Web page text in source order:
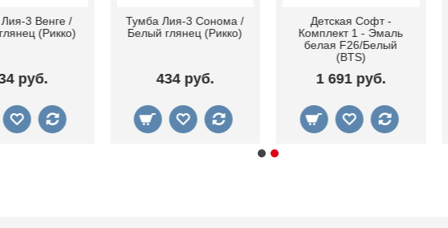
3 Венге /
(Рикко)
руб.
Тумба Лия-3 Сонома /
Белый глянец (Рикко)
434 руб.
Детская Софт -
Комплект 1 - Эмаль
белая F26/Белый
(BTS)
1 691 руб.